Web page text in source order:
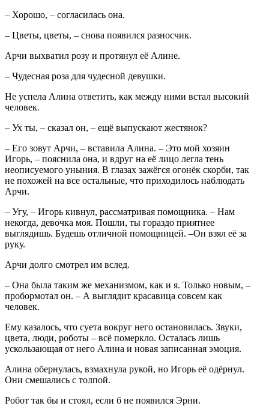
– Хорошо, – согласилась она.
– Цветы, цветы, – снова появился разносчик.
Арчи выхватил розу и протянул её Алине.
– Чудесная роза для чудесной девушки.
Не успела Алина ответить, как между ними встал высокий
человек.
– Ух ты, – сказал он, – ещё выпускают жестянок?
– Его зовут Арчи, – вставила Алина. – Это мой хозяин
Игорь, ‒ пояснила она, и вдруг на её лицо легла тень
неописуемого уныния. В глазах зажёгся огонёк скорби, так
не похожей на все остальные, что приходилось наблюдать
Арчи.
– Угу, – Игорь кивнул, рассматривая помощника. – Нам
некогда, девочка моя. Пошли, ты гораздо приятнее
выглядишь. Будешь отличной помощницей. –Он взял её за
руку.
Арчи долго смотрел им вслед.
– Она была таким же механизмом, как и я. Только новым, –
пробормотал он. – А выглядит красавица совсем как
человек.
Ему казалось, что суета вокруг него остановилась. Звуки,
цвета, люди, роботы ‒ всё померкло. Осталась лишь
ускользающая от него Алина и новая записанная эмоция.
Алина обернулась, взмахнула рукой, но Игорь её одёрнул.
Они смешались с толпой.
Робот так бы и стоял, если б не появился Эрни.